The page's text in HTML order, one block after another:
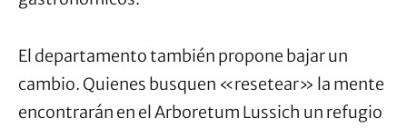
El departamento también propone bajar un
cambio. Quienes busquen «resetear» la mente
encontrarán en el Arboretum Lussich un refugio